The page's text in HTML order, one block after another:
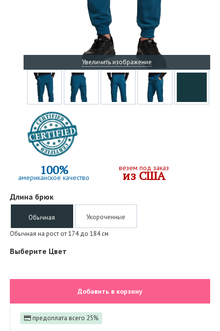
Увеличить изображение
100%
американское качество
везем под заказ
из США
Длина брюк
Обычная
Укороченные
Обычная на рост от 174 до 184 см
Выберите Цвет
Добавить в корзину
предоплата всего 25%